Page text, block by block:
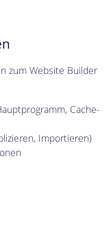
zum Website Builder
Cache-
Importieren)